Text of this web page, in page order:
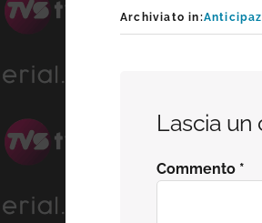
Archiviato in:
Lascia
Commento *